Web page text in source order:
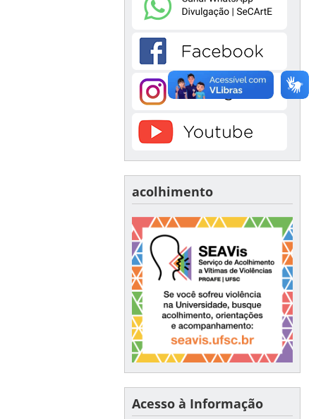
acolhimento
Acesso à Informação